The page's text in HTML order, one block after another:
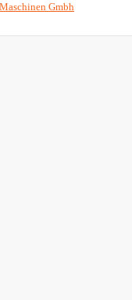
Gmbh